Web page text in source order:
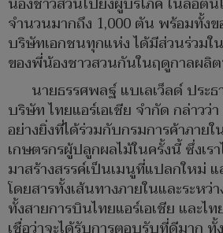
จำนวนมากถึง 1,000 ตัน พร้อมทั้ง
บริษัทเอกชนทุกแห่ง ได้มีส่วนร่วมใ
ของพี่น้องชาวสวนกันในฤดูกาลผลิ
นายธรรศพลฐ์ แบเลเว็ลด์ ประ
บริษัท ไทยแอร์เอเชีย จำกัด กล่าว
อย่างยิ่งที่ได้ร่วมกับกรมการค้าภายใ
เกษตรกรผู้ปลูกผลไม้ในครั้งนี้ ซึ่งเ
มาสร้างสรรค์เป็นเมนูที่แปลกใหม่ แ
โดยสารทั้งเส้นทางภายในและระหว่
ทั้งสายการบินไทยแอร์เอเชีย และไท